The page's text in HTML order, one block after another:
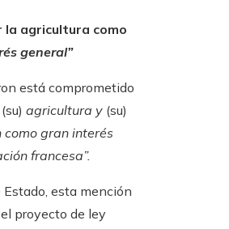
la agricultura como
general”
está comprometido
agricultura y (su)
gran interés
francesa”.
Estado, esta mención
proyecto de ley